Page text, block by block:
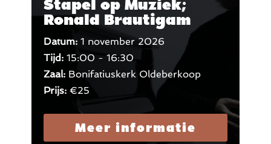
Stapel op Muziek;
Ronald Brautigam
Datum: 1 november 2026
Tijd: 15:00 - 16:30
Zaal: Bonifatiuskerk Oldeberkoop
Prijs: €25
Meer informatie